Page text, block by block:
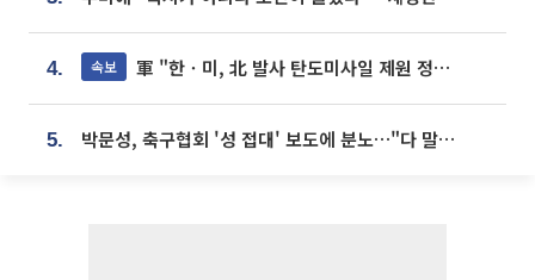
4. 속보 軍 "한ㆍ미, 北 발사 탄도미사일 제원 정밀분석 중"
5. 박문성, 축구협회 '성 접대' 보도에 분노…"다 말아먹으려고 작정했나"